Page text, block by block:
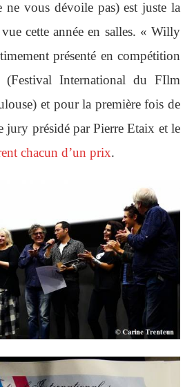
vous dévoile pas) est juste la
cette année en salles. « Willy
présenté en compétition
International du FIlm
et pour la première fois de
jury présidé par Pierre Etaix et le
chacun d’un prix.